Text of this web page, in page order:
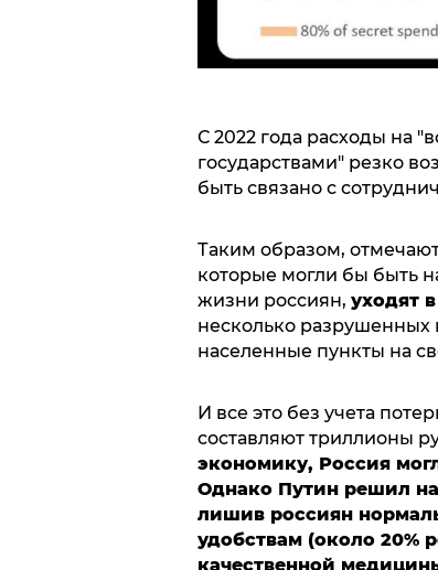
С 2022 года расходы на
государствами" резко
быть связано с
Таким образом,
которые могли бы быть
жизни россиян, уходят
несколько разрушенных
населенные пункты на
И все это без учета
составляют триллионы
экономику, Россия
Однако Путин решил
лишив россиян
удобствам (около 20%
качественной